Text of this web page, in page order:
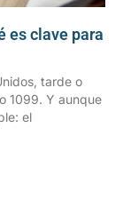
es clave para
tarde o
1099. Y aunque
el